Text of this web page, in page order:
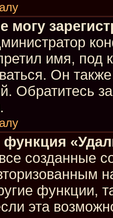
могу
имя, под
Он
Обратитесь
функция
созданные
функции,
эта